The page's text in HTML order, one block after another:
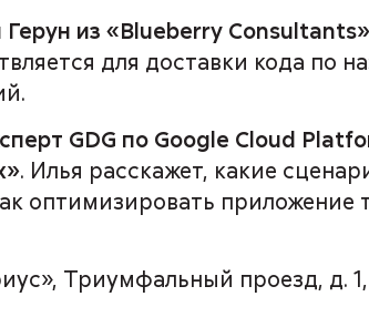
из «Blueberry Consultants»
для доставки кода по
GDG по Google Cloud
. Илья расскажет, какие
оптимизировать
Триумфальный проезд, д.